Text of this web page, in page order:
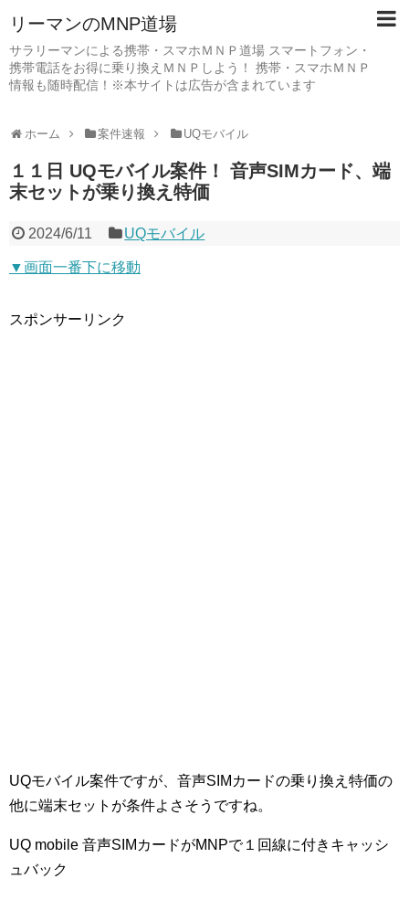
リーマンのMNP道場
サラリーマンによる携帯・スマホＭＮＰ道場 スマートフォン・
携帯電話をお得に乗り換えＭＮＰしよう！ 携帯・スマホＭＮＰ
情報も随時配信！※本サイトは広告が含まれています
ホーム 案件速報 UQモバイル
１１日 UQモバイル案件！ 音声SIMカード、端
末セットが乗り換え特価
2024/6/11 UQモバイル
▼画面一番下に移動
スポンサーリンク
UQモバイル案件ですが、音声SIMカードの乗り換え特価の
他に端末セットが条件よさそうですね。
UQ mobile 音声SIMカードがMNPで１回線に付きキャッシ
ュバック